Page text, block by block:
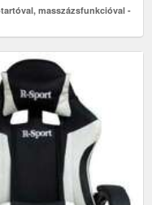
masszázsfunkcióval -